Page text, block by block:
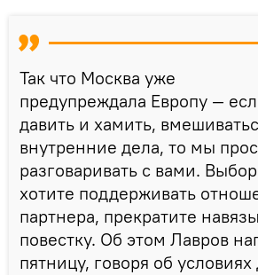
Так что Москва уже
предупреждала Европу —
давить и хамить,
внутренние дела, то мы
разговаривать с вами.
хотите поддерживать
партнера, прекратите
повестку. Об этом Лавров
пятницу, говоря об условиях